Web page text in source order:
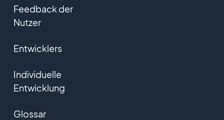
Feedback der
Nutzer
Entwicklers
Individuelle
Entwicklung
Glossar